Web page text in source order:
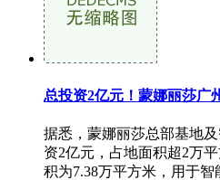
总投资2亿元！蒙娜丽莎广
据悉，蒙娜丽莎总部基地
资2亿元，占地面积超2万
积为7.38万平方米，用于智